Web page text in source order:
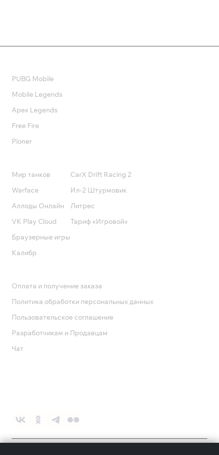
PUBG Mobile
Mobile Legends
Apex Legends
Free Fire
Pioner
Мир танков
Warface
Аллоды Онлайн
VK Play Cloud
Браузерные игры
Калибр
CarX Drift Racing 2
Ил-2 Штурмовик
Литрес
Тариф «Игровой»
Оплата и получение заказа
Политика обработки персональных данных
Пользовательское соглашение
Разработчикам и Продавцам
Чат